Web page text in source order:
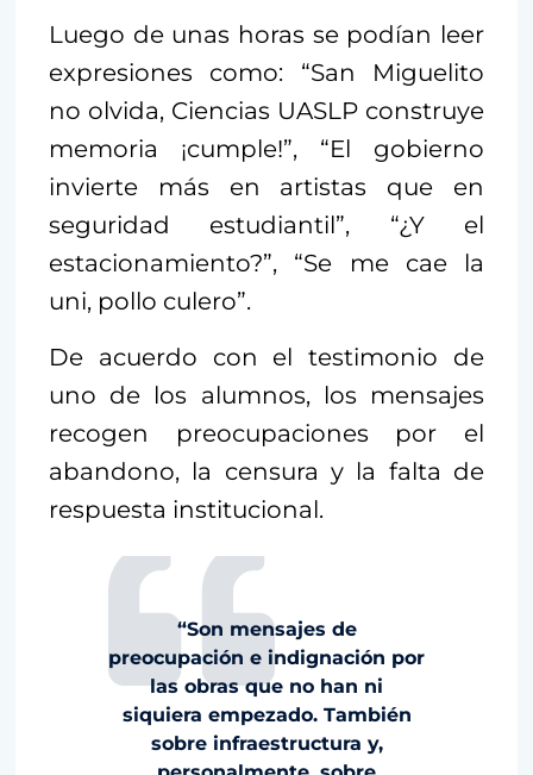
Luego de unas horas se podían leer
expresiones como: “San Miguelito
no olvida, Ciencias UASLP construye
memoria ¡cumple!”, “El gobierno
invierte más en artistas que en
seguridad estudiantil”, “¿Y el
estacionamiento?”, “Se me cae la
uni, pollo culero”.
De acuerdo con el testimonio de
uno de los alumnos, los mensajes
recogen preocupaciones por el
abandono, la censura y la falta de
respuesta institucional.
“Son mensajes de
preocupación e indignación por
las obras que no han ni
siquiera empezado. También
sobre infraestructura y,